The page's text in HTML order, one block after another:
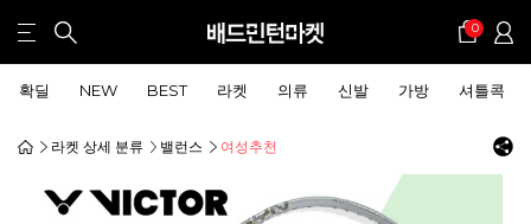
0
확딜 NEW BEST 라켓 의류 신발 가방 셔틀콕
라켓 상세 분류 밸런스 여성추천